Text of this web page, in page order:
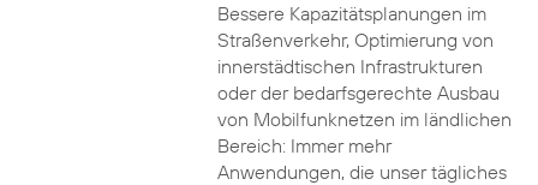
Bessere Kapazitätsplanungen im
Straßenverkehr, Optimierung von
innerstädtischen Infrastrukturen
oder der bedarfsgerechte Ausbau
von Mobilfunknetzen im ländlichen
Bereich: Immer mehr
Anwendungen, die unser tägliches